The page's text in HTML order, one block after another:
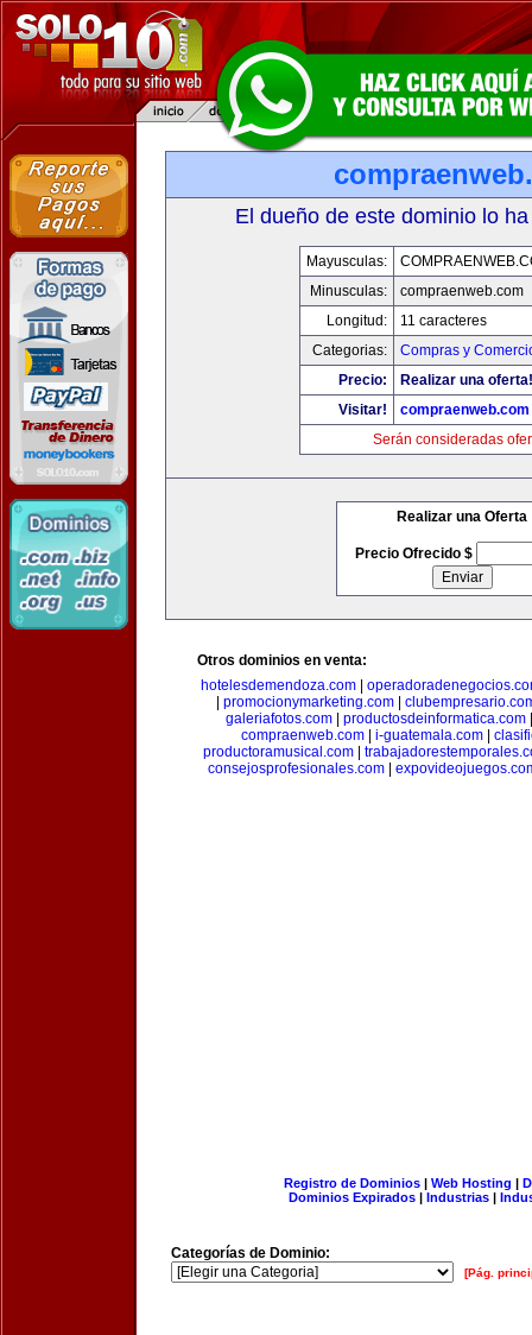
El dueño de este dominio lo
Mayusculas:
Minusculas:
compraenweb.com
Longitud:
11 caracteres
Categorias:
Compras y
Precio:
Realizar una oferta!
Visitar!
compraenweb.com
Serán consideradas
Realizar una Oferta
Precio Ofrecido $
Otros dominios en venta:
hotelesdemendoza.com|
promocionymarketing.com|
galeriafotos.com
productosdeinformatica.com
compraenweb.com| i-guatemala.com|
productoramusical.com
consejosprofesionales.com|
Registro de Dominios| Web Hosting |
Dominios Expirados | Industrias |
Categorías de Dominio:
[Pág.